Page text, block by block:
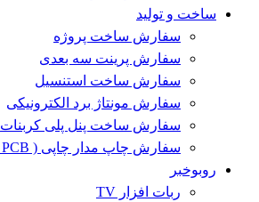
ساخت و تولید
سفارش ساخت پروژه
سفارش پرینت سه بعدی
سفارش ساخت استنسیل
سفارش مونتاژ برد الکترونیکی
سفارش ساخت پنل پلی کربنات
سفارش چاپ مدار چاپی ( PCB )
روبوخبر
ربات افزار TV